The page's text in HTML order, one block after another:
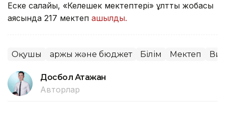
Еске салайық, «Келешек мектептері» ұлттық жобасы
аясында 217 мектеп ашылды.
Оқушы Қаржы және бюджет Білім Мектеп
Досбол Атажан
Авторлар